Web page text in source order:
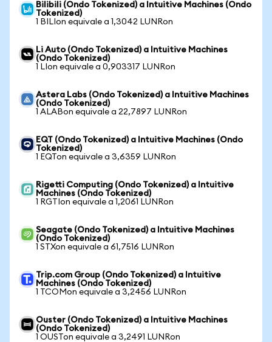
Bilibili (Ondo Tokenized) a Intuitive Machines (Ondo
Tokenized)
1 BILIon equivale a 1,3042 LUNRon
Li Auto (Ondo Tokenized) a Intuitive Machines
(Ondo Tokenized)
1 LIon equivale a 0,903317 LUNRon
Astera Labs (Ondo Tokenized) a Intuitive Machines
(Ondo Tokenized)
1 ALABon equivale a 22,7897 LUNRon
EQT (Ondo Tokenized) a Intuitive Machines (Ondo
Tokenized)
1 EQTon equivale a 3,6359 LUNRon
Rigetti Computing (Ondo Tokenized) a Intuitive
Machines (Ondo Tokenized)
1 RGTIon equivale a 1,2061 LUNRon
Seagate (Ondo Tokenized) a Intuitive Machines
(Ondo Tokenized)
1 STXon equivale a 61,7516 LUNRon
Trip.com Group (Ondo Tokenized) a Intuitive
Machines (Ondo Tokenized)
1 TCOMon equivale a 3,2456 LUNRon
Ouster (Ondo Tokenized) a Intuitive Machines
(Ondo Tokenized)
1 OUSTon equivale a 3,2491 LUNRon